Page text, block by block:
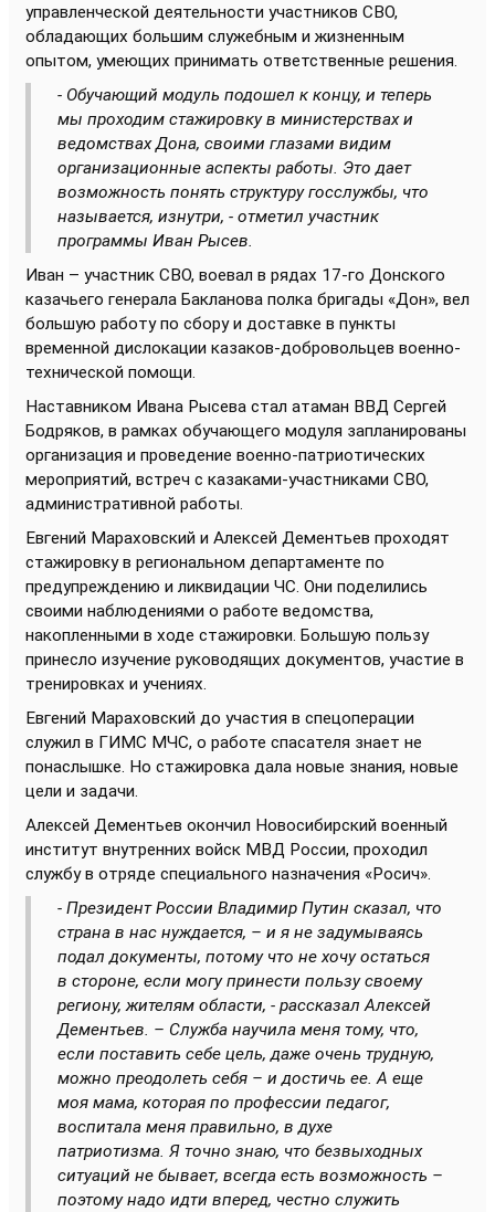
управленческой деятельности участников СВО,
обладающих большим служебным и жизненным
опытом, умеющих принимать ответственные решения.
- Обучающий модуль подошел к концу, и теперь
мы проходим стажировку в министерствах и
ведомствах Дона, своими глазами видим
организационные аспекты работы. Это дает
возможность понять структуру госслужбы, что
называется, изнутри, - отметил участник
программы Иван Рысев.
Иван – участник СВО, воевал в рядах 17-го Донского
казачьего генерала Бакланова полка бригады «Дон», вел
большую работу по сбору и доставке в пункты
временной дислокации казаков-добровольцев военно-
технической помощи.
Наставником Ивана Рысева стал атаман ВВД Сергей
Бодряков, в рамках обучающего модуля запланированы
организация и проведение военно-патриотических
мероприятий, встреч с казаками-участниками СВО,
административной работы.
Евгений Мараховский и Алексей Дементьев проходят
стажировку в региональном департаменте по
предупреждению и ликвидации ЧС. Они поделились
своими наблюдениями о работе ведомства,
накопленными в ходе стажировки. Большую пользу
принесло изучение руководящих документов, участие в
тренировках и учениях.
Евгений Мараховский до участия в спецоперации
служил в ГИМС МЧС, о работе спасателя знает не
понаслышке. Но стажировка дала новые знания, новые
цели и задачи.
Алексей Дементьев окончил Новосибирский военный
институт внутренних войск МВД России, проходил
службу в отряде специального назначения «Росич».
- Президент России Владимир Путин сказал, что
страна в нас нуждается, – и я не задумываясь
подал документы, потому что не хочу остаться
в стороне, если могу принести пользу своему
региону, жителям области, - рассказал Алексей
Дементьев. – Служба научила меня тому, что,
если поставить себе цель, даже очень трудную,
можно преодолеть себя – и достичь ее. А еще
моя мама, которая по профессии педагог,
воспитала меня правильно, в духе
патриотизма. Я точно знаю, что безвыходных
ситуаций не бывает, всегда есть возможность –
поэтому надо идти вперед, честно служить